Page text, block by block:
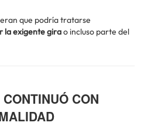
que podría tratarse
la exigente girao incluso parte del
CON